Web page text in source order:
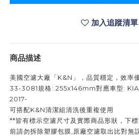
加入追蹤清單
商品描述
美國空濾大廠「K&N」，品質穩定，效率
33-3081規格: 255x146mm對應車型:
2017-
可搭配K&N清潔組清洗後重複使用
**皆有標示空濾尺寸及實際商品形狀，下
前請勿拆除塑膠包膜,原廠空濾取出比對無